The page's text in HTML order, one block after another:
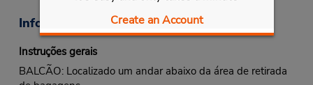
Create an Account
Informações sobre a loja
Instruções gerais
BALCÃO: Localizado um andar abaixo da área de retirada